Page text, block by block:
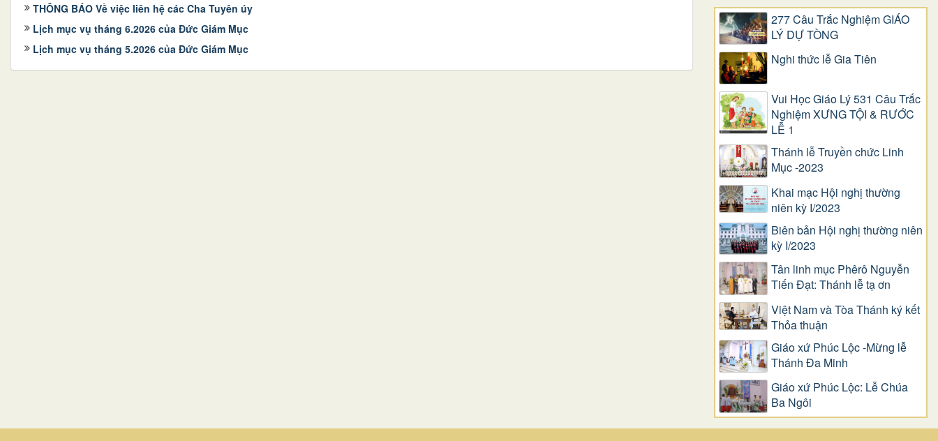
THÔNG BÁO Về việc liên hệ các Cha Tuyên úy
Lịch mục vụ tháng 6.2026 của Đức Giám Mục
Lịch mục vụ tháng 5.2026 của Đức Giám Mục
277 Câu Trắc Nghiệm GIÁO
LÝ DỰ TÒNG
Nghi thức lễ Gia Tiên
Vui Học Giáo Lý 531 Câu Trắc
Nghiệm XƯNG TỘI & RƯỚC
LỄ 1
Thánh lễ Truyền chức Linh
Mục -2023
Khai mạc Hội nghị thường
niên kỳ I/2023
Biên bản Hội nghị thường niên
kỳ I/2023
Tân linh mục Phêrô Nguyễn
Tiến Đạt: Thánh lễ tạ ơn
Việt Nam và Tòa Thánh ký kết
Thỏa thuận
Giáo xứ Phúc Lộc -Mừng lễ
Thánh Đa Minh
Giáo xứ Phúc Lộc: Lễ Chúa
Ba Ngôi